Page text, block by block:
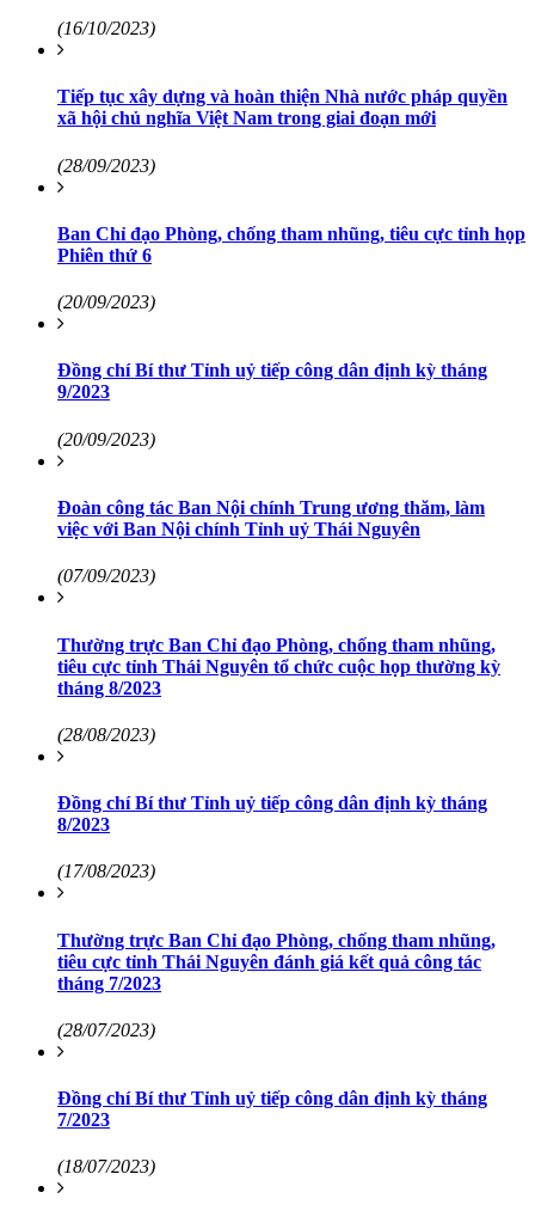
(16/10/2023)
Tiếp tục xây dựng và hoàn thiện Nhà nước pháp quyền
xã hội chủ nghĩa Việt Nam trong giai đoạn mới
(28/09/2023)
Ban Chỉ đạo Phòng, chống tham nhũng, tiêu cực tỉnh họp
Phiên thứ 6
(20/09/2023)
Đồng chí Bí thư Tỉnh uỷ tiếp công dân định kỳ tháng
9/2023
(20/09/2023)
Đoàn công tác Ban Nội chính Trung ương thăm, làm
việc với Ban Nội chính Tỉnh uỷ Thái Nguyên
(07/09/2023)
Thường trực Ban Chỉ đạo Phòng, chống tham nhũng,
tiêu cực tỉnh Thái Nguyên tổ chức cuộc họp thường kỳ
tháng 8/2023
(28/08/2023)
Đồng chí Bí thư Tỉnh uỷ tiếp công dân định kỳ tháng
8/2023
(17/08/2023)
Thường trực Ban Chỉ đạo Phòng, chống tham nhũng,
tiêu cực tỉnh Thái Nguyên đánh giá kết quả công tác
tháng 7/2023
(28/07/2023)
Đồng chí Bí thư Tỉnh uỷ tiếp công dân định kỳ tháng
7/2023
(18/07/2023)